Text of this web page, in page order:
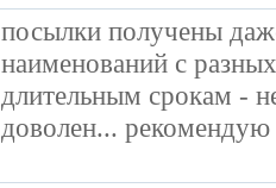
посылки получены
наименований с
длительным срокам -
доволен... рекомендую